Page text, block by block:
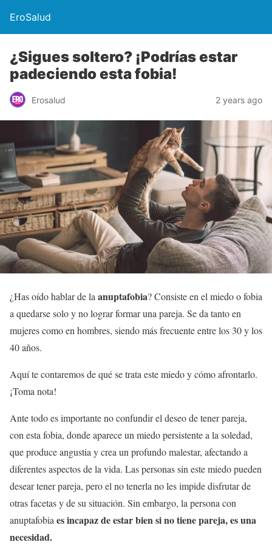
EroSalud
¿Sigues soltero? ¡Podrías estar
padeciendo esta fobia!
Erosalud 2 years ago
¿Has oído hablar de la anuptafobia? Consiste en el miedo o fobia
a quedarse solo y no lograr formar una pareja. Se da tanto en
mujeres como en hombres, siendo más frecuente entre los 30 y los
40 años.
Aquí te contaremos de qué se trata este miedo y cómo afrontarlo.
¡Toma nota!
Ante todo es importante no confundir el deseo de tener pareja,
con esta fobia, donde aparece un miedo persistente a la soledad,
que produce angustia y crea un profundo malestar, afectando a
diferentes aspectos de la vida. Las personas sin este miedo pueden
desear tener pareja, pero el no tenerla no les impide disfrutar de
otras facetas y de su situación. Sin embargo, la persona con
anuptafobia es incapaz de estar bien si no tiene pareja, es una
necesidad.